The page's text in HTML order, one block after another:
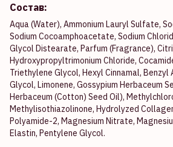
Состав:
Aqua (Water), Ammonium Lauryl Sulfate,
Sodium Cocoamphoacetate, Sodium
Glycol Distearate, Parfum (Fragrance),
Hydroxypropyltrimonium Chloride,
Triethylene Glycol, Hexyl Cinnamal, Benzyl
Glycol, Limonene, Gossypium Herbaceum
Herbaceum (Cotton) Seed Oil),
Methylisothiazolinone, Hydrolyzed
Polyamide-2, Magnesium Nitrate,
Elastin, Pentylene Glycol.